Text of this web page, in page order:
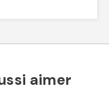
aimer